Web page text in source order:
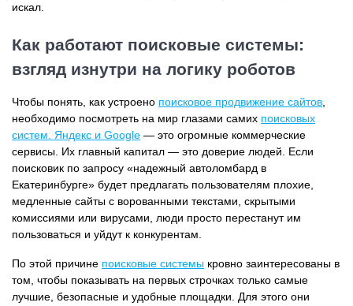
искал.
Как работают поисковые системы:
взгляд изнутри на логику роботов
Чтобы понять, как устроено поисковое продвижение сайтов
необходимо посмотреть на мир глазами самих поисковых
систем. Яндекс и Google — это огромные коммерческие
сервисы. Их главный капитал — это доверие людей. Если
поисковик по запросу «надежный автоломбард в
Екатеринбурге» будет предлагать пользователям плохие,
медленные сайты с ворованными текстами, скрытыми
комиссиями или вирусами, люди просто перестанут им
пользоваться и уйдут к конкурентам.
По этой причине поисковые системы кровно заинтересованы в
том, чтобы показывать на первых строчках только самые
лучшие, безопасные и удобные площадки. Для этого они